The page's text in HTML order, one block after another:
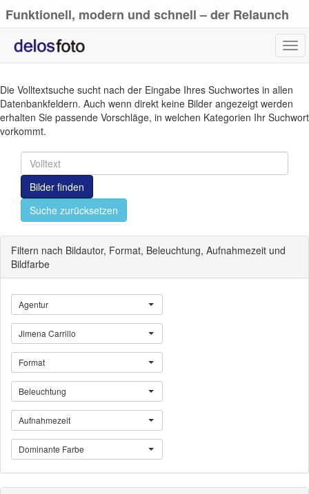
Funktionell, modern und schnell – der Relaunch
Die Volltextsuche sucht nach der Eingabe Ihres Suchwortes in allen
Datenbankfeldern. Auch wenn direkt keine Bilder angezeigt werden
erhalten Sie passende Vorschläge, in welchen Kategorien Ihr Suchwort
vorkommt.
Bilder finden
Suche zurücksetzen
Filtern nach Bildautor, Format, Beleuchtung, Aufnahmezeit und
Bildfarbe
Agentur
Jimena Carrillo
Format
Beleuchtung
Aufnahmezeit
Dominante Farbe